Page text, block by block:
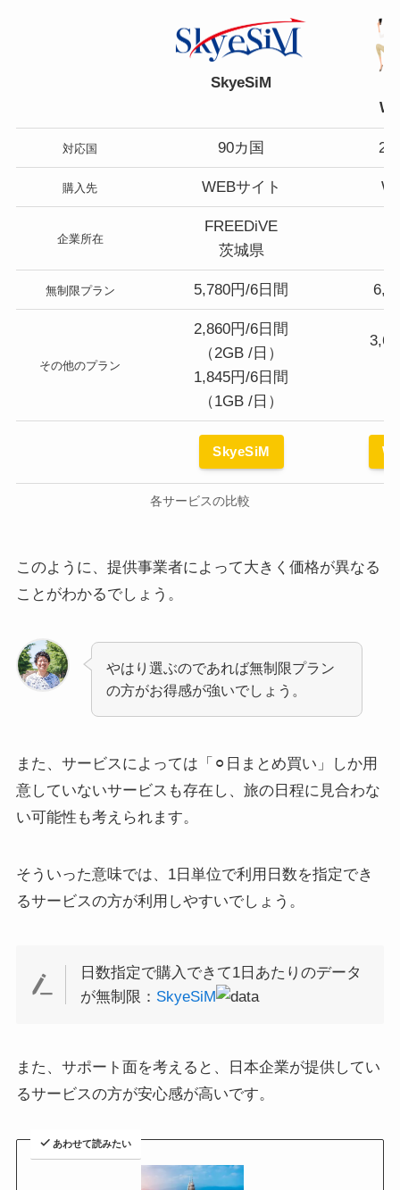
SkyeSiM
対応国 90カ国
購入先 WEBサイト
企業所在
FREEDiVE
茨城県
無制限プラン 5,780円/6日間
その他のプラン
2,860円/6日間
（2GB /日）
1,845円/6日間
（1GB /日）
SkyeSiM
各サービスの比較
このように、提供事業者によって大きく価格が異なる
ことがわかるでしょう。
やはり選ぶのであれば無制限プラン
の方がお得感が強いでしょう。
また、サービスによっては「⚪︎日まとめ買い」しか用
意していないサービスも存在し、旅の日程に見合わな
い可能性も考えられます。
そういった意味では、1日単位で利用日数を指定でき
るサービスの方が利用しやすいでしょう。
日数指定で購入できて1日あたりのデータ
が無制限： SkyeSiM
また、サポート面を考えると、日本企業が提供してい
るサービスの方が安心感が高いです。
あわせて読みたい